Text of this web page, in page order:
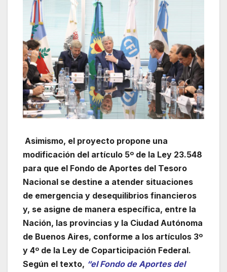
Asimismo, el proyecto propone una
modificación del artículo 5º de la Ley 23.548
para que el Fondo de Aportes del Tesoro
Nacional se destine a atender situaciones
de emergencia y desequilibrios financieros
y, se asigne de manera específica, entre la
Nación, las provincias y la Ciudad Autónoma
de Buenos Aires, conforme a los artículos 3º
y 4º de la Ley de Coparticipación Federal.
Según el texto, “el Fondo de Aportes del